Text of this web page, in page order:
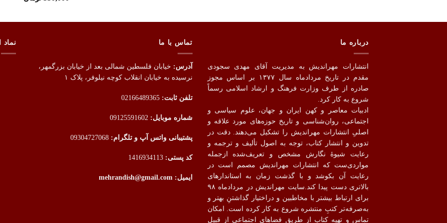
درباره ما
انتشارات مهراندیش به مدیریت آقای مهدی سجودی
مقدم در تاریخ مردادماه سال ۱۳۷۷ بر اساس مجوز
صادره از طرف وزارت فرهنگ و ارشاد اسلامی رسماً
شروع به کار کرد.
ادبیات معاصر و کهن ایران و جهان، علوم سیاسی و
اجتماعی، روان‌شناسی و تاریخ حوزه‌های مورد علاقه و
اصلیِ انتشارات مهراندیش را تشکیل می‌دهند. دقت در
تدوین و انتشار کتاب،‌ توجه به اصول تألیف و ترجمه و
رعایت شیوهٔ نگارش مشخص و تعریف‌شده ازجمله
مواردی‌ست که انتشارات مهراندیش مصمم است در
رعایت آن بکوشد و با گذشت زمان به استاندارهای
بالاتری دست پیدا کند.سایت مهراندیش در مردادماه ۹۸
برای ارتباط بیشتر با مخاطبین و دراختیار گذاشتنِ بهتر و
به‌صرفه‌تر کتبِ منتشره شروع به کار کرده است. امکان
تماس و تهیه کتاب از طریق فضاهای اجتماعی از قبیل
تماس با ما
آدرس: خیابان فلسطین شمالی بعد از خیابان بزرگمهر،
نرسیده به خیابان انقلاب کوچه نیلوفر، پلاک ۱
تلفن ثابت: 02166489365
شماره موبایل:
پشتیبانی واتس آپ و تلگرام: 09304727068
کد پستی: 1416934113
ایمیل: mehrandish@gmail.com
نماد